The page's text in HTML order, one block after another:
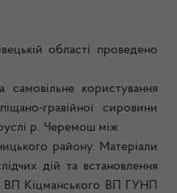
області проведено
користування
гравійної сировини
р. Черемош між
району. Матеріали
дій та встановлення
Кіцманського ВП ГУНП